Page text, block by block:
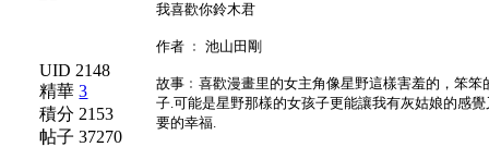
UID 2148
精華3
積分 2153
帖子 37270
我喜歡你鈴木君
作者 ﹕ 池山田剛
故事﹕喜歡漫畫里的女主角像星野這樣害羞的，笨
子.可能是星野那樣的女孩子更能讓我有灰姑娘的感
要的幸福.